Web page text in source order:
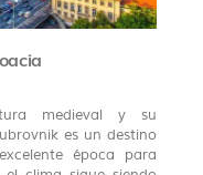
medieval y su
es un destino
época para